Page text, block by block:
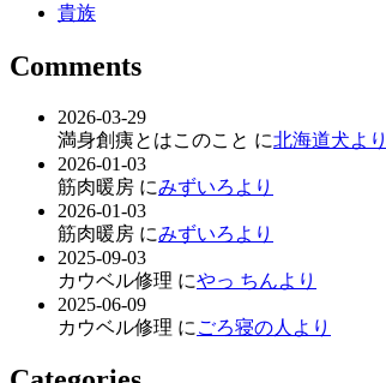
貴族
Comments
2026-03-29
満身創痍とはこのこと に北海道犬より
2026-01-03
筋肉暖房 にみずいろより
2026-01-03
筋肉暖房 にみずいろより
2025-09-03
カウベル修理 にやっ ちんより
2025-06-09
カウベル修理 に ごろ寝の人より